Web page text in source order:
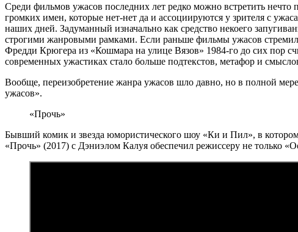
Среди фильмов ужасов последних лет редко можно встретить
громких имен, которые нет-нет да и ассоциируются у зрителя с
наших дней. Задуманный изначально как средство некоего
строгими жанровыми рамками. Если раньше фильмы ужасов
Фредди Крюгера из «Кошмара на улице Вязов» 1984-го до сих пор
современных ужастиках стало больше подтекстов, метафор и
Вообще, переизобретение жанра ужасов шло давно, но в полной
ужасов».
«Прочь»
Бывший комик и звезда юмористического шоу «Ки и Пил», в
«Прочь» (2017) с Дэниэлом Калуя обеспечил режиссеру не только